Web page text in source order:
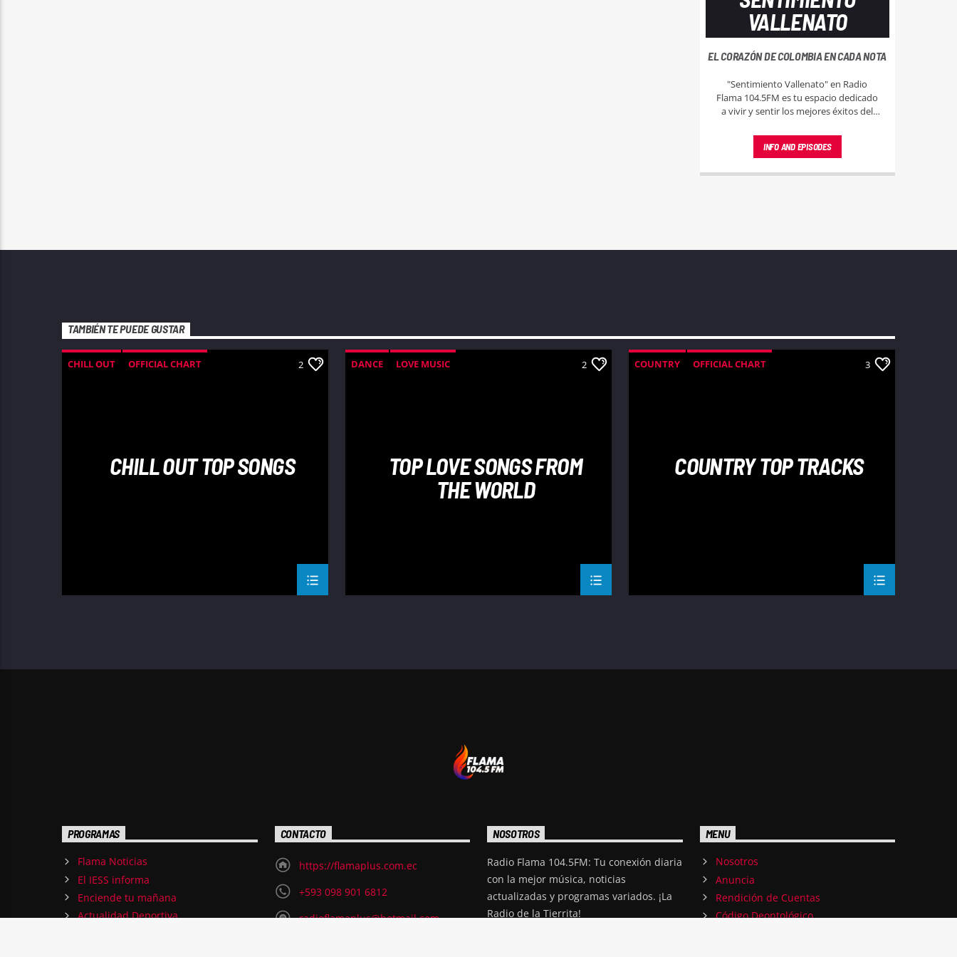
VALLENATO
EL CORAZÓN DE COLOMBIA EN CADA NOTA
"Sentimiento Vallenato" en Radio
Flama 104.5FM es tu espacio dedicado
a vivir y sentir los mejores éxitos del
la esencia de Colombia en cada
melodía.
INFO AND EPISODES
TAMBIÉN TE PUEDE GUSTAR
CHILL OUT
OFFICIAL CHART
2
CHILL OUT TOP SONGS
DANCE
LOVE MUSIC
2
TOP LOVE SONGS FROM
THE WORLD
COUNTRY
OFFICIAL CHART
3
COUNTRY TOP TRACKS
PROGRAMAS
Flama Noticias
El IESS informa
Enciende tu mañana
Actualidad Deportiva
CONTACTO
https://flamaplus.com.ec
+593 098 901 6812
radioflamaplus@hotmail.com
NOSOTROS
Radio Flama 104.5FM: Tu conexión diaria
con la mejor música, noticias
actualizadas y programas variados. ¡La
Radio de la Tierrita!
MENU
Nosotros
Anuncia
Rendición de Cuentas
Código Deontológico